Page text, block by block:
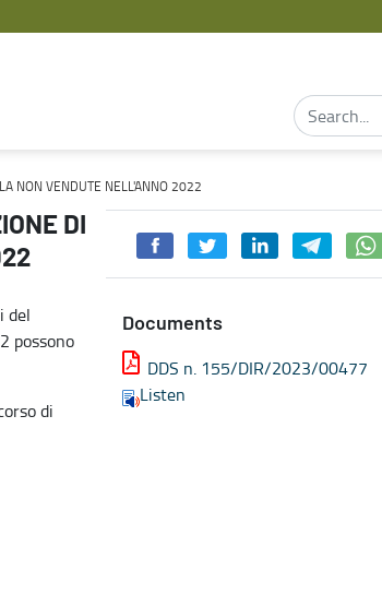
NELL'ANNO 2022 - Filiere Agroalimentari
NON VENDUTE NELL'ANNO 2022
DI
del
possono
di
Documents
DDS n. 155/DIR/2023/00477
Listen